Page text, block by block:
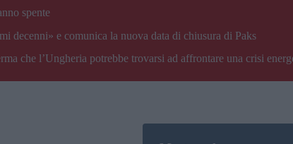
spente
decenni» e comunica la nuova data di chiusura di Paks
che l’Ungheria potrebbe trovarsi ad affrontare una crisi